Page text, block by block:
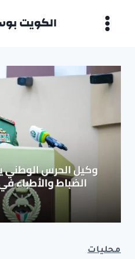
الكويت
محليات